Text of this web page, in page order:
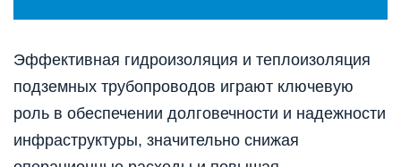
Эффективная гидроизоляция и теплоизоляция
подземных трубопроводов играют ключевую
роль в обеспечении долговечности и надежности
инфраструктуры, значительно снижая